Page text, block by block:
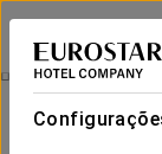
Eurostars Suites
MADRID
Promoções